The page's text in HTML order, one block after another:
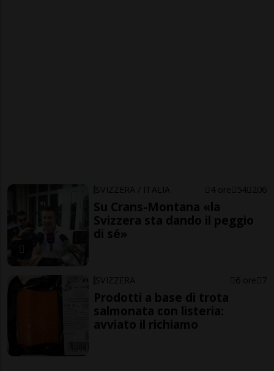
SVIZZERA / ITALIA 4 ore 54 206
Su Crans-Montana «la
Svizzera sta dando il peggio
di sé»
SVIZZERA 6 ore 7
Prodotti a base di trota
salmonata con listeria:
avviato il richiamo